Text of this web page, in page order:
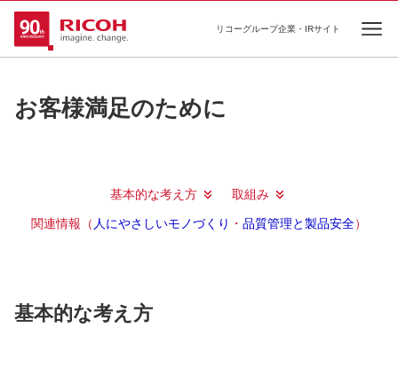
リコーグループ企業・IRサイト
お客様満足のために
基本的な考え方 取組み
関連情報（ 人にやさしいモノづくり ・ 品質管理と製品安全）
基本的な考え方